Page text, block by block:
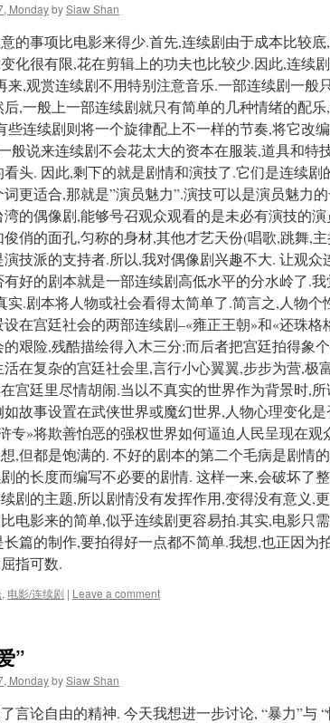
MondaybySiaw Shan
的事项比电影来得少.首先,连续剧由于成本比较
化很有限,花在剪辑上的功夫也比较少.因此,连续
来,观赏连续剧不用特别注意音乐.一部连续剧一般
,一般上一部连续剧就只有简单的几种情绪的配
些连续剧则将一个旋律配上不一样的节奏,将它改
般说来连续剧不会花太大的资本在服装,道具和特
头. 因此,剩下的就是剧情和演技了.它们是连续剧
更适合,那就是”演员魅力”.演技可以是演员魅力
的偶像剧,能够号召观众观看的是未必有演技的
俏的面孔,匀称的身材,其他才艺天份(唱歌,跳舞,
技派的支持者.所以,我对偶像剧兴趣不大. 让观众
好的剧本就是一部连续剧高低水平的分水岭了.
实.剧本将人物或社会看得太简单了.简言之,人物个
在宫廷社会的两部连续剧–«雍正王朝»和«还珠格
艰险,残酷描绘得入木三分;而后者把宫廷拍得象
在复杂的宫廷社会里,言行小心翼翼,步步为营,极
宫廷里尽情胡闹.当以不真实的世界作为背景时,
故事设置在武侠世界或魔幻世界,人物心理变化
专»将欺善怕恶的强权世界如何逼迫人民呈现在观
,但都是饱满的. 不好的剧本的第二个毛病是剧情
的长度而编写不必要的剧情. 这样一来,会破坏了
剧的主题,所以剧情没有发挥作用,变得没有意义,
电影来的简单,似乎连续剧更容易拍.其实,电影只
篇的制作,要拍得好一点都不简单.我想,也正因为
指可数.
, 电影/连续剧 | Leave a comment
”
MondaybySiaw Shan
言论自由的精神. 今天我想进一步讨论, “暴力”与